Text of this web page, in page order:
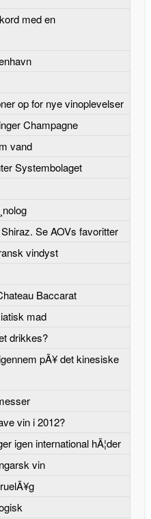
med en
op for nye vinoplevelser
Champagne
vand
Systembolaget
Se AOVs favoritter
vindyst
Baccarat
mad
drikkes?
pÃ¥ det kinesiske
vin i 2012?
igen international hÃ¦der
vin